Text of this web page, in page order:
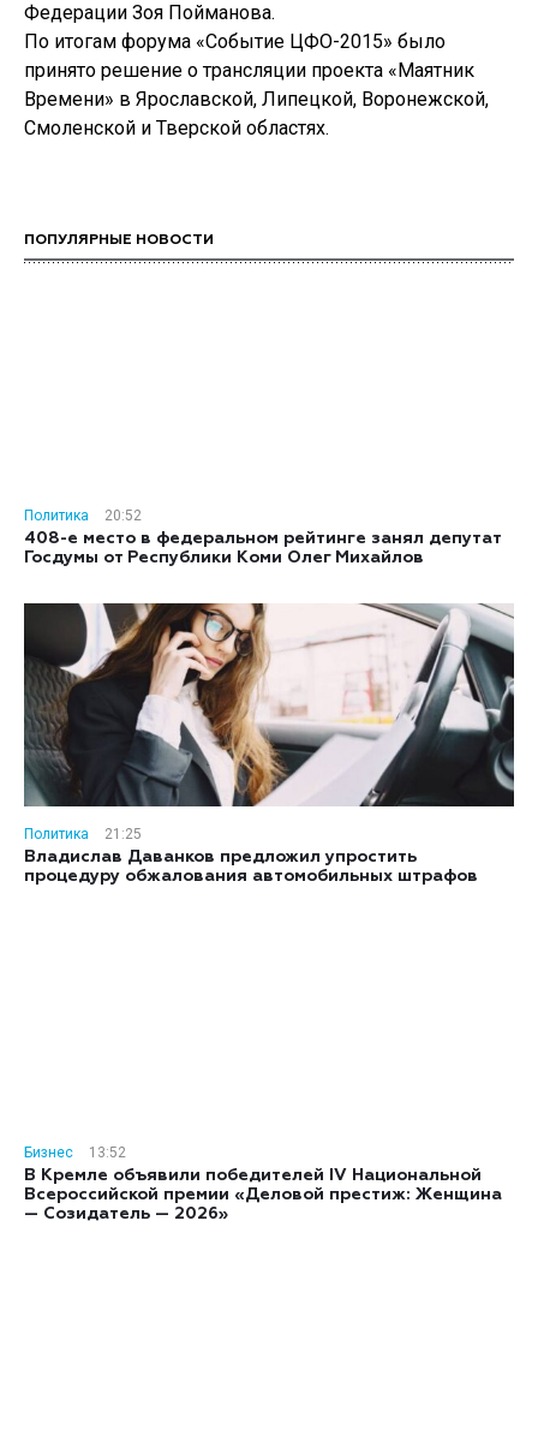
Федерации Зоя Пойманова.
По итогам форума «Событие ЦФО-2015» было
принято решение о трансляции проекта «Маятник
Времени» в Ярославской, Липецкой, Воронежской,
Смоленской и Тверской областях.
ПОПУЛЯРНЫЕ НОВОСТИ
Политика
20:52
408-е место в федеральном рейтинге занял депутат
Госдумы от Республики Коми Олег Михайлов
Политика
21:25
Владислав Даванков предложил упростить
процедуру обжалования автомобильных штрафов
Бизнес
13:52
В Кремле объявили победителей IV Национальной
Всероссийской премии «Деловой престиж: Женщина
— Созидатель — 2026»